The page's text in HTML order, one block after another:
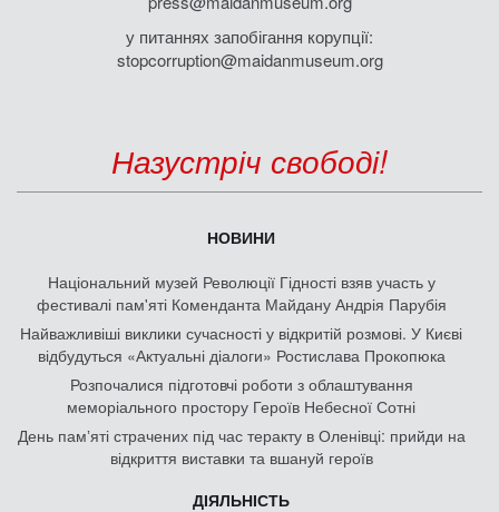
у питаннях запобігання корупції:
stopcorruption@maidanmuseum.org
Назустріч свободі!
НОВИНИ
Національний музей Революції Гідності взяв участь у
фестивалі пам'яті Коменданта Майдану Андрія Парубія
Найважливіші виклики сучасності у відкритій розмові. У Києві
відбудуться «Актуальні діалоги» Ростислава Прокопюка
Розпочалися підготовчі роботи з облаштування
меморіального простору Героїв Небесної Сотні
День памʼяті страчених під час теракту в Оленівці: прийди на
відкриття виставки та вшануй героїв
ДІЯЛЬНІСТЬ